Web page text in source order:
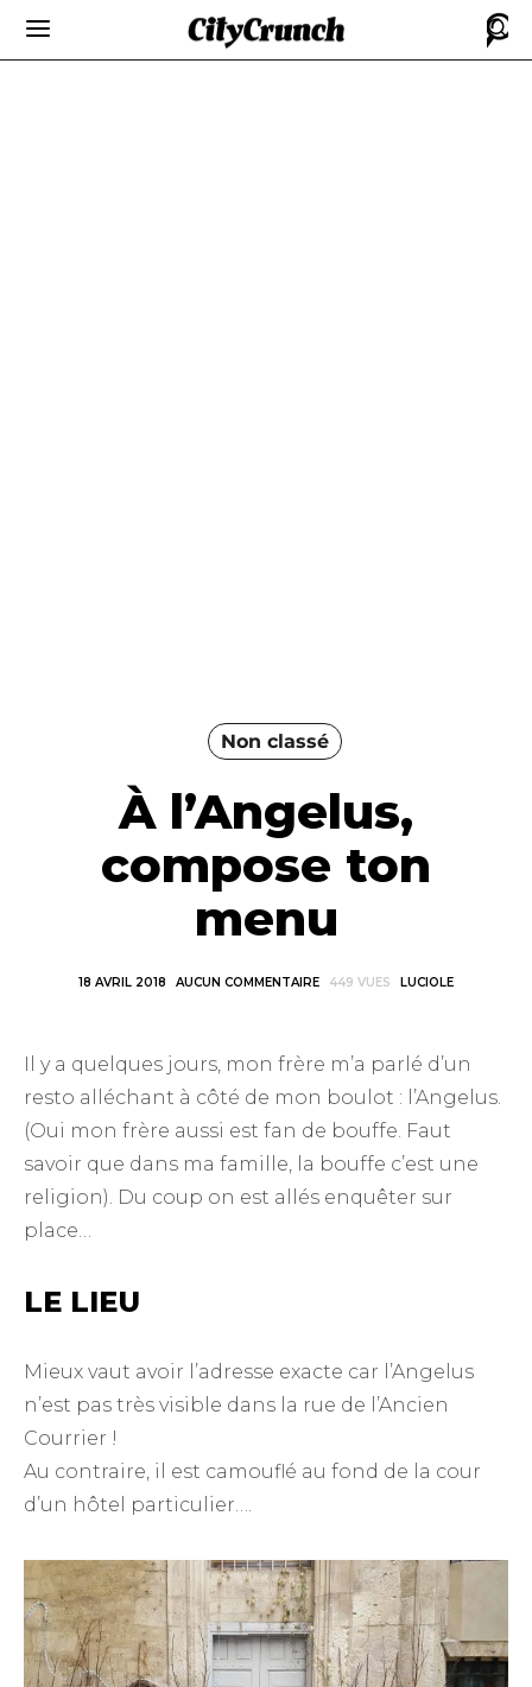
Non classé
À l’Angelus,
compose ton
menu
18 AVRIL 2018 AUCUN COMMENTAIRE 449 VUES LUCIOLE
Il y a quelques jours, mon frère m’a parlé d’un
resto alléchant à côté de mon boulot : l’Angelus.
(Oui mon frère aussi est fan de bouffe. Faut
savoir que dans ma famille, la bouffe c’est une
religion). Du coup on est allés enquêter sur
place…
LE LIEU
Mieux vaut avoir l’adresse exacte car l’Angelus
n’est pas très visible dans la rue de l’Ancien
Courrier !
Au contraire, il est camouflé au fond de la cour
d’un hôtel particulier….